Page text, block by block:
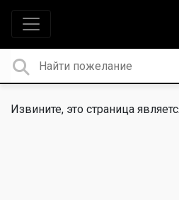
Извините, это страница